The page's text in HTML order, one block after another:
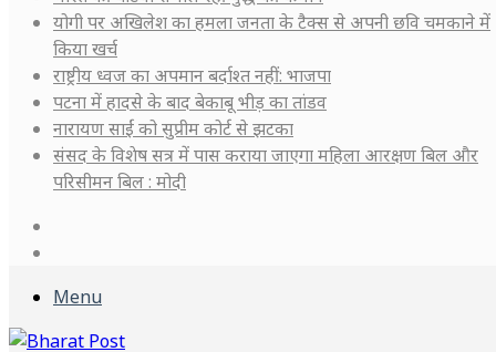
योगी पर अखिलेश का हमला जनता के टैक्स से अपनी छवि चमकाने में
किया खर्च
राष्ट्रीय ध्वज का अपमान बर्दाश्त नहीं: भाजपा
पटना में हादसे के बाद बेकाबू भीड़ का तांडव
नारायण साईं को सुप्रीम कोर्ट से झटका
संसद के विशेष सत्र में पास कराया जाएगा महिला आरक्षण बिल और
परिसीमन बिल : मोदी
Menu